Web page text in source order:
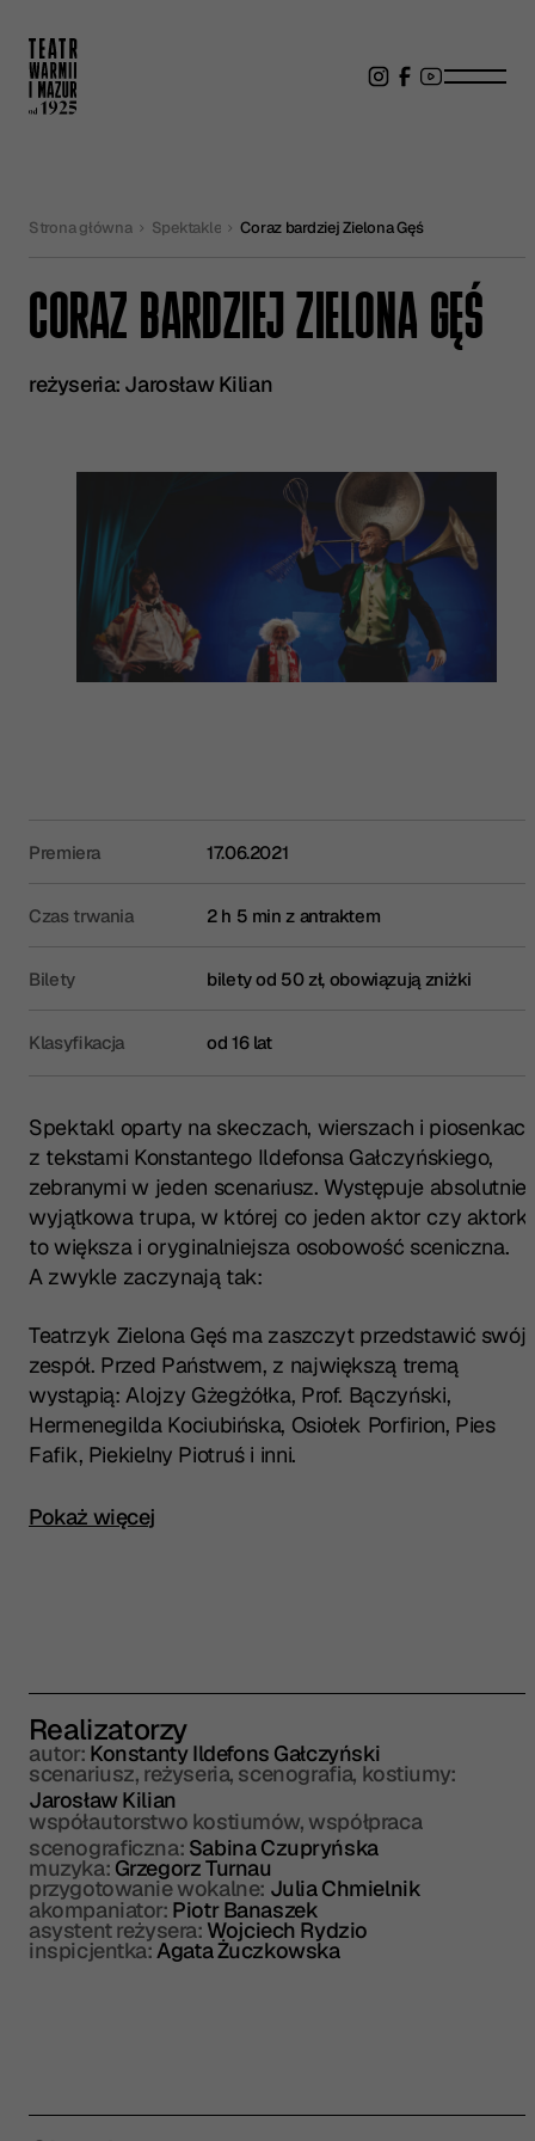
Strona główna Spektakle Coraz bardziej Zielona Gęś
CORAZ BARDZIEJ ZIELONA GĘŚ
reżyseria: Jarosław Kilian
Spektakl oparty na skeczach, wierszach i
z tekstami Konstantego Ildefonsa Gałczyńskiego,
zebranymi w jeden scenariusz. Występuje absolutnie
wyjątkowa trupa, w której co jeden aktor czy
to większa i oryginalniejsza osobowość sceniczna.
A zwykle zaczynają tak:
Teatrzyk Zielona Gęś ma zaszczyt przedstawić swój
zespół. Przed Państwem, z największą tremą
wystąpią: Alojzy Gżegżółka, Prof. Bączyński,
Hermenegilda Kociubińska, Osiołek Porfirion, Pies
Fafik, Piekielny Piotruś i inni.
Kliknij, aby rozwinąć pełny opis spektaklu
Pokaż więcej
Premiera 17.06.2021
Czas trwania 2 h 5 min z antraktem
Bilety bilety od 50 zł, obowiązują zniżki
Klasyfikacja od 16 lat
Realizatorzy
autor: Konstanty Ildefons Gałczyński
przygotowanie wokalne: Julia Chmielnik
scenariusz, reżyseria, scenografia, kostiumy:
Jarosław Kilian
akompaniator: Piotr Banaszek
współautorstwo kostiumów, współpraca
scenograficzna: Sabina Czupryńska
asystent reżysera: Wojciech Rydzio
muzyka: Grzegorz Turnau
inspicjentka:Agata Żuczkowska